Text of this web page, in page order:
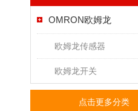
OMRON欧姆龙
欧姆龙传感器
欧姆龙开关
点击更多分类